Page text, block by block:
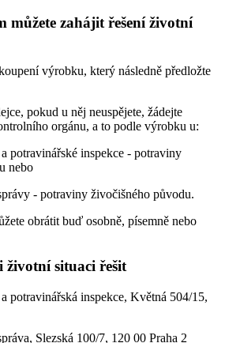
můžete zahájit řešení životní
výrobku, který následně předložte
pokud u něj neuspějete, žádejte
orgánu, a to podle výrobku u:
potravinářské inspekce - potraviny
nebo
- potraviny živočišného původu.
obrátit buď osobně, písemně nebo
životní situaci řešit
potravinářská inspekce, Květná 504/15,
Slezská 100/7, 120 00 Praha 2